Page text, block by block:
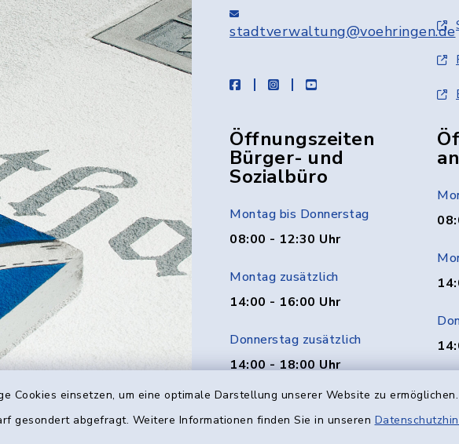
Cookies einsetzen, um eine optimale Darstellung unserer Website zu
gesondert abgefragt. Weitere Informationen finden Sie in unseren
stadtverwaltung@voehringen.de
facebookinstagramyoutube
Öffnungszeiten
Bürger- und
Sozialbüro
Montag bis Donnerstag
08:00 - 12:30 Uhr
Montag zusätzlich
14:00 - 16:00 Uhr
Donnerstag zusätzlich
14:00 - 18:00 Uhr
Freitag
08:00 - 12:00 Uhr